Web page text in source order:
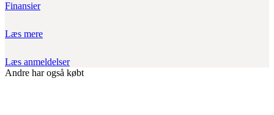
Finansier
Læs mere
Læs anmeldelser
Andre har også købt